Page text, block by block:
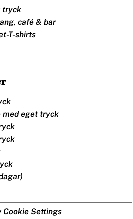
tryck
café & bar
T-shirts
med eget tryck
Cookie Settings